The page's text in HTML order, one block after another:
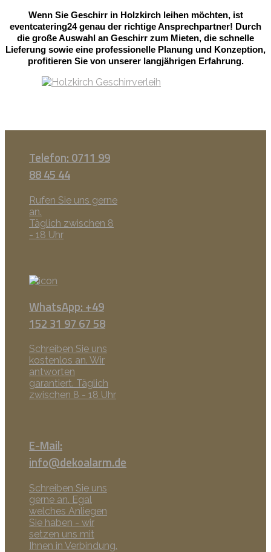
Wenn Sie Geschirr in Holzkirch leihen möchten, ist
eventcatering24 genau der richtige Ansprechpartner! Durch
die große Auswahl an Geschirr zum Mieten, die schnelle
Lieferung sowie eine professionelle Planung und Konzeption,
profitieren Sie von unserer langjährigen Erfahrung.
Telefon: 0711 99
88 45 44
Rufen Sie uns gerne
an.
Täglich zwischen 8
- 18 Uhr
WhatsApp: +49
152 31 97 67 58
Schreiben Sie uns
kostenlos an. Wir
antworten
garantiert. Täglich
zwischen 8 - 18 Uhr
E-Mail:
info@dekoalarm.de
Schreiben Sie uns
gerne an. Egal
welches Anliegen
Sie haben - wir
setzen uns mit
Ihnen in Verbindung.